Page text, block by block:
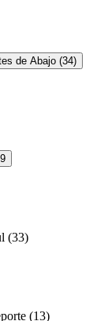
de Abajo (34)
(33)
(13)